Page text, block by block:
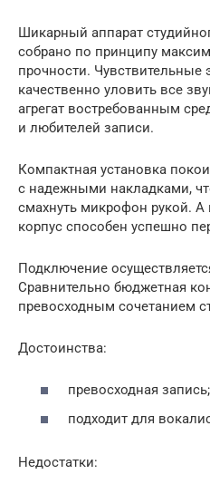
Шикарный аппарат
собрано по принципу
прочности.
качественно уловить все
агрегат востребованным
и любителей записи.
Компактная установка
с надежными накладками,
смахнуть микрофон рукой. А
корпус способен успешно
Подключение
Сравнительно бюджетная
превосходным сочетанием
Достоинства:
превосходная запись;
подходит для
Недостатки: